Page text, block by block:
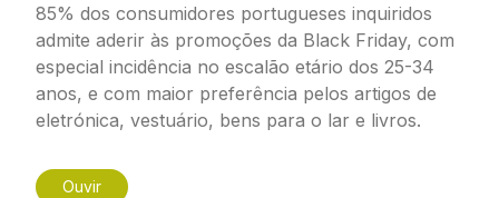
85% dos consumidores portugueses inquiridos
admite aderir às promoções da Black Friday, com
especial incidência no escalão etário dos 25-34
anos, e com maior preferência pelos artigos de
eletrónica, vestuário, bens para o lar e livros.
Ouvir